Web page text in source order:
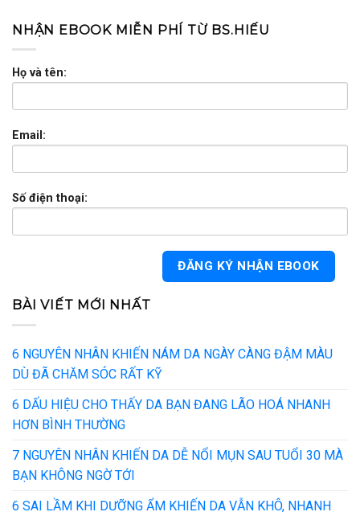
NHẬN EBOOK MIỄN PHÍ TỪ BS.HIẾU
Họ và tên:
Email:
Số điện thoại:
BÀI VIẾT MỚI NHẤT
6 NGUYÊN NHÂN KHIẾN NÁM DA NGÀY CÀNG ĐẬM MÀU
DÙ ĐÃ CHĂM SÓC RẤT KỸ
6 DẤU HIỆU CHO THẤY DA BẠN ĐANG LÃO HOÁ NHANH
HƠN BÌNH THƯỜNG
7 NGUYÊN NHÂN KHIẾN DA DỄ NỔI MỤN SAU TUỔI 30 MÀ
BẠN KHÔNG NGỜ TỚI
6 SAI LẦM KHI DƯỠNG ẨM KHIẾN DA VẪN KHÔ, NHANH